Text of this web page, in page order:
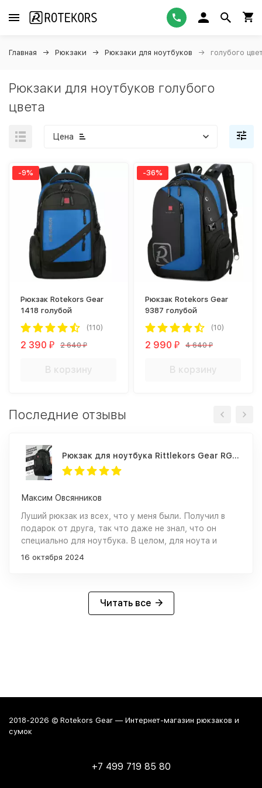
Главная Рюкзаки Рюкзаки для ноутбуков голубого
Рюкзаки для ноутбуков голубого
цвета
Цена
-9%
Рюкзак Rotekors Gear
1418 голубой
(110)
2 390₽ 2 640₽
В корзину
-36%
Рюкзак Rotekors Gear
9387 голубой
(10)
2 990₽ 4 640₽
В корзину
Последние отзывы
Рюкзак для ноутбука Rittlekors Gear RG1418 черный
Максим Овсянников
Луший рюкзак из всех, что у меня были. Получил в
подарок от друга, так что даже не знал, что он
специально для ноутбука. В целом, для ноута и
использую уже как 4 года. 17 дюймовый ноутбук
- влезет В остальном, отличный материал, удобные
отделы внутри Проблема возникла лишь недавно,
когда перегрузил его барахлом, из-за чего сорвалась
16 октября 2024
Читать все
2018-2026 © Rotekors Gear — Интернет-магазин рюкзаков и
сумок
+7 499 719 85 80